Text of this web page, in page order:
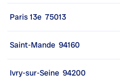
Paris 13e 75013
Saint-Mande 94160
Ivry-sur-Seine 94200